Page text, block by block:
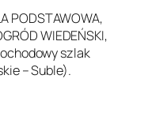
PODSTAWOWA,
WIEDEŃSKI,
szlak
– Suble).